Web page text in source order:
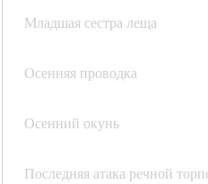
Младшая сестра леща
Осенняя проводка
Осенний окунь
Последняя атака речной